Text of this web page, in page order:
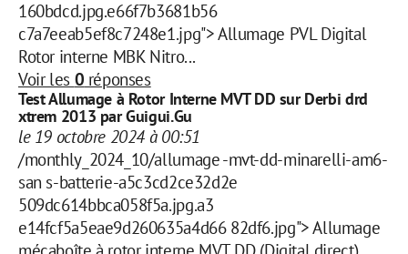
160bdcd.jpg.e66f7b3681b56
c7a7eeab5ef8c7248e1.jpg"> Allumage PVL Digital
Rotor interne MBK Nitro...
Voir les 0 réponses
Test Allumage à Rotor Interne MVT DD sur Derbi drd
xtrem 2013 par Guigui.Gu
le 19 octobre 2024 à 00:51
/monthly_2024_10/allumage -mvt-dd-minarelli-am6-
san s-batterie-a5c3cd2ce32d2e
509dc614bbca058f5a.jpg.a3
e14fcf5a5eae9d260635a4d66 82df6.jpg"> Allumage